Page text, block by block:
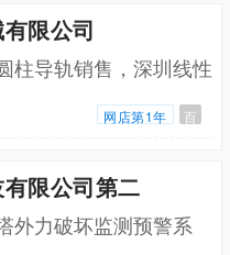
限公司
柱导轨销售，深圳线性
网店第1年 百
限公司第二
外力破坏监测预警系